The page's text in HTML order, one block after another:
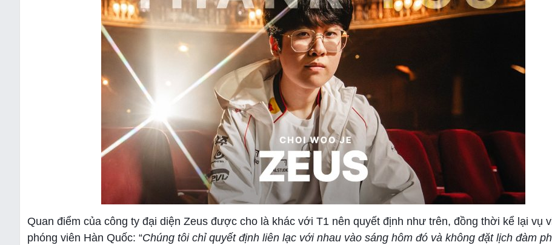
Quan điểm của công ty đại diện Zeus được cho là khác với T1 nên quyết định như trên, đồng thời kể lại vụ
phóng viên Hàn Quốc: “Chúng tôi chỉ quyết định liên lạc với nhau vào sáng hôm đó và không đặt lịch đàm